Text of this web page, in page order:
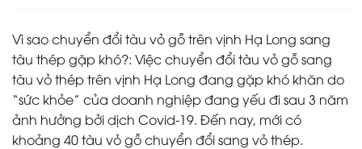
Vì sao chuyển đổi tàu vỏ gỗ trên vịnh Hạ Long sang
tàu thép gặp khó?: Việc chuyển đổi tàu vỏ gỗ sang
tàu vỏ thép trên vịnh Hạ Long đang gặp khó khăn do
“sức khỏe” của doanh nghiệp đang yếu đi sau 3 năm
ảnh hưởng bởi dịch Covid-19. Đến nay, mới có
khoảng 40 tàu vỏ gỗ chuyển đổi sang vỏ thép.